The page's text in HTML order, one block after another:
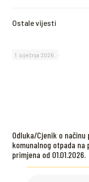
Ostale vijesti
1. siječnja 2026.
Odluka/Cjenik o
komunalnog otpada na
primjena od 01.01.2026.